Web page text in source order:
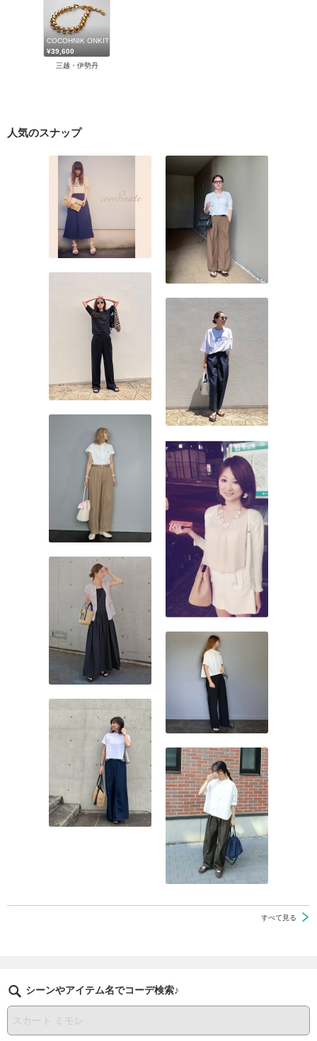
COCOHNIK ONKITSCH (Women)/ココシュニック オンキッチュ
¥39,600
三越・伊勢丹
人気のスナップ
すべて見る
シーンやアイテム名でコーデ検索♪